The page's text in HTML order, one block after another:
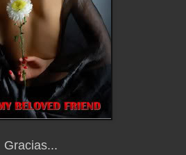
Gracias...